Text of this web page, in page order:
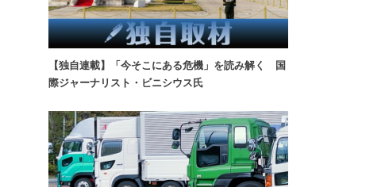
【独自連載】「今そこにある危機」を読み解く 国
際ジャーナリスト・ビニシウス氏